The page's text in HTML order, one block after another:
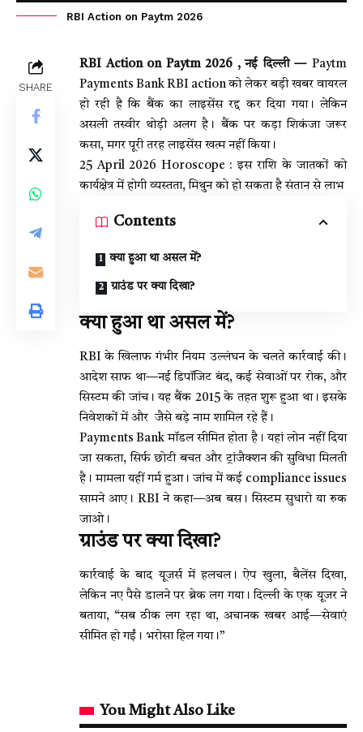
RBI Action on Paytm 2026
SHARE
RBI Action on Paytm 2026 , नई दिल्ली —Paytm
Payments Bank RBI action को लेकर बड़ी खबर वायरल
हो रही है कि बैंक का लाइसेंस रद्द कर दिया गया। लेकिन
असली तस्वीर थोड़ी अलग है। बैंक पर कड़ा शिकंजा जरूर
कसा, मगर पूरी तरह लाइसेंस खत्म नहीं किया।
25 April 2026 Horoscope : इस राशि के जातकों को
कार्यक्षेत्र में होगी व्यस्तता, मिथुन को हो सकता है संतान से लाभ
Contents
क्या हुआ था असल में?
ग्राउंड पर क्या दिखा?
क्या हुआ था असल में?
RBI के खिलाफ गंभीर नियम उल्लंघन के चलते कार्रवाई की।
आदेश साफ था—नई डिपॉजिट बंद, कई सेवाओं पर रोक, और
सिस्टम की जांच। यह बैंक 2015 के तहत शुरू हुआ था। इसके
निवेशकों में और जैसे बड़े नाम शामिल रहे हैं।
Payments Bank मॉडल सीमित होता है। यहां लोन नहीं दिया
जा सकता, सिर्फ छोटी बचत और ट्रांजैक्शन की सुविधा मिलती
है। मामला यहीं गर्म हुआ। जांच में कई compliance issues
सामने आए। RBI ने कहा—अब बस। सिस्टम सुधारो या रुक
जाओ।
ग्राउंड पर क्या दिखा?
कार्रवाई के बाद यूजर्स में हलचल। ऐप खुला, बैलेंस दिखा,
लेकिन नए पैसे डालने पर ब्रेक लग गया। दिल्ली के एक यूजर ने
बताया, “सब ठीक लग रहा था, अचानक खबर आई—सेवाएं
सीमित हो गईं। भरोसा हिल गया।”
You Might Also Like